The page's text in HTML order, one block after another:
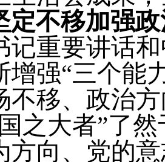
定不移加强
记重要讲话
增强“三个能
不移、政治
之大者”了
方向、党的